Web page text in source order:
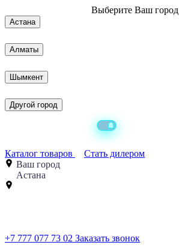
Выберите Ваш город
Астана
Алматы
Шымкент
Другой город
Каталог товаров
Стать дилером
Ваш город
Астана
+7 777 077 73 02 Заказать звонок